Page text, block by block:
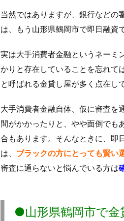
当然ではありますが、銀行などの
は、もう山形県鶴岡市で即日融資
実は大手消費者金融というネーミ
かりと存在していることを忘れて
と呼ばれる金貸し屋が多く点在し
大手消費者金融自体、仮に審査を
間がかかったりと、やや面倒でも
合もあります。そんなときに、即
は、 ブラックの方にとっても賢い
審査に通らないと悩んでいる方は
●山形県鶴岡市で金